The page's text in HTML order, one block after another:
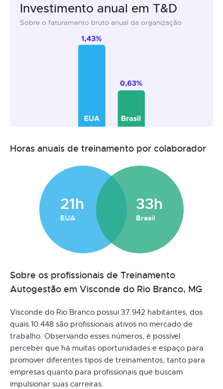
Investimento anual em T&D
Sobre o faturamento bruto anual da organização
Horas anuais de treinamento por colaborador
21h
EUA
33h
Brasil
Sobre os profissionais de Treinamento
Autogestão em Visconde do Rio Branco, MG
Visconde do Rio Branco possui 37.942 habitantes, dos
quais 10.448 são profissionais ativos no mercado de
trabalho. Observando esses números, é possível
perceber que há muitas oportunidades e espaço para
promover diferentes tipos de treinamentos, tanto para
empresas quanto para profissionais que buscam
impulsionar suas carreiras.